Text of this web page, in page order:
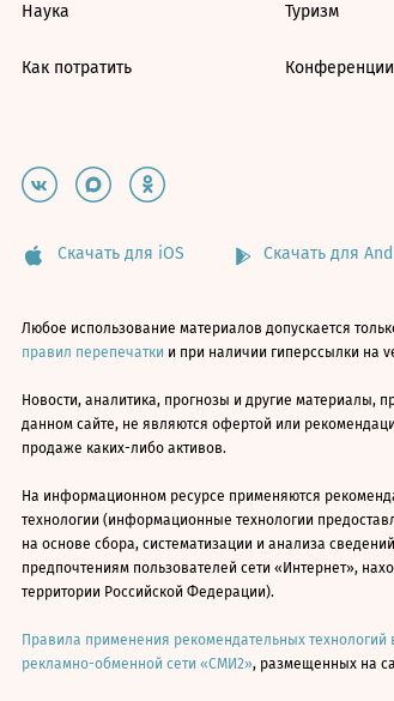
Наука
Как потратить
Туризм
Конференции
Скачать для iOS Скачать для
Любое использование материалов допускается
правил перепечатки и при наличии гиперссылки на
Новости, аналитика, прогнозы и другие материалы,
данном сайте, не являются офертой или
продаже каких-либо активов.
На информационном ресурсе применяются
технологии (информационные технологии
на основе сбора, систематизации и анализа
предпочтениям пользователей сети «Интернет»,
территории Российской Федерации).
Правила применения рекомендательных технологий
рекламно-обменной сети «СМИ2», размещенных на